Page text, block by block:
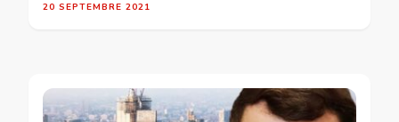
20 SEPTEMBRE 2021